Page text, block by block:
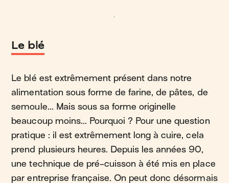
Le blé
Le blé est extrêmement présent dans notre
alimentation sous forme de farine, de pâtes, de
semoule... Mais sous sa forme originelle
beaucoup moins... Pourquoi ? Pour une question
pratique : il est extrêmement long à cuire, cela
prend plusieurs heures. Depuis les années 90,
une technique de pré-cuisson à été mis en place
par entreprise française. On peut donc désormais